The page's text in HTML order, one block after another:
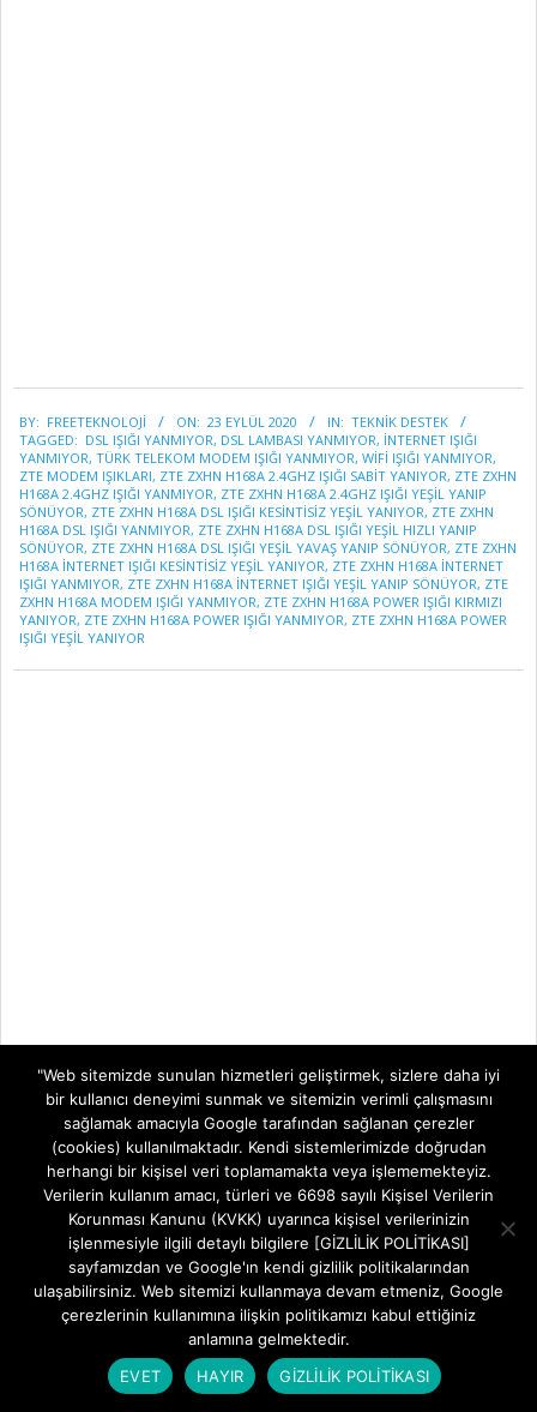
09-
23
BY: FREETEKNOLOJI ON: 23 EYLÜL 2020 IN: TEKNİK DESTEK
TAGGED: DSL IŞIĞI YANMIYOR, DSL LAMBASI YANMIYOR, INTERNET IŞIĞI
YANMIYOR, TÜRK TELEKOM MODEM IŞIĞI YANMIYOR, WIFI IŞIĞI YANMIYOR,
ZTE MODEM IŞIKLARI, ZTE ZXHN H168A 2.4GHZ IŞIĞI SABİT YANIYOR, ZTE ZXHN
H168A 2.4GHZ IŞIĞI YANMIYOR, ZTE ZXHN H168A 2.4GHZ IŞIĞI YEŞİL YANIP
SÖNÜYOR, ZTE ZXHN H168A DSL IŞIĞI KESİNTİSİZ YEŞİL YANIYOR, ZTE ZXHN
H168A DSL IŞIĞI YANMIYOR, ZTE ZXHN H168A DSL IŞIĞI YEŞİL HIZLI YANIP
SÖNÜYOR, ZTE ZXHN H168A DSL IŞIĞI YEŞİL YAVAŞ YANIP SÖNÜYOR, ZTE ZXHN
H168A İNTERNET IŞIĞI KESİNTİSİZ YEŞİL YANIYOR, ZTE ZXHN H168A İNTERNET
IŞIĞI YANMIYOR, ZTE ZXHN H168A İNTERNET IŞIĞI YEŞİL YANIP SÖNÜYOR, ZTE
ZXHN H168A MODEM IŞIĞI YANMIYOR, ZTE ZXHN H168A POWER IŞIĞI KIRMIZI
YANIYOR, ZTE ZXHN H168A POWER IŞIĞI YANMIYOR, ZTE ZXHN H168A POWER
IŞIĞI YEŞİL YANIYOR
Previous Post:ZTE ZXHN H168A TEKNİK DESTEK VE ARIZA
SÜRECİ
Next Post:
TP-Link VC220-G3u MODEM KURULUMU
"Web sitemizde sunulan hizmetleri geliştirmek, sizlere daha iyi
bir kullanıcı deneyimi sunmak ve sitemizin verimli çalışmasını
sağlamak amacıyla Google tarafından sağlanan çerezler
(cookies) kullanılmaktadır. Kendi sistemlerimizde doğrudan
herhangi bir kişisel veri toplamamakta veya işlememekteyiz.
Verilerin kullanım amacı, türleri ve 6698 sayılı Kişisel Verilerin
Korunması Kanunu (KVKK) uyarınca kişisel verilerinizin
işlenmesiyle ilgili detaylı bilgilere [GİZLİLİK POLİTİKASI]
sayfamızdan ve Google'ın kendi gizlilik politikalarından
ulaşabilirsiniz. Web sitemizi kullanmaya devam etmeniz, Google
çerezlerinin kullanımına ilişkin politikamızı kabul ettiğiniz
anlamına gelmektedir.
EVET
HAYIR GİZLİLİK POLİTİKASI